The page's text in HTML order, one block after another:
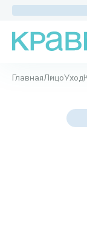
ГлавнаяЛицоУход